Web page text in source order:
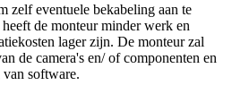
zelf eventuele bekabeling aan te
de monteur minder werk en
lager zijn. De monteur zal
de camera's en/ of componenten en
software.